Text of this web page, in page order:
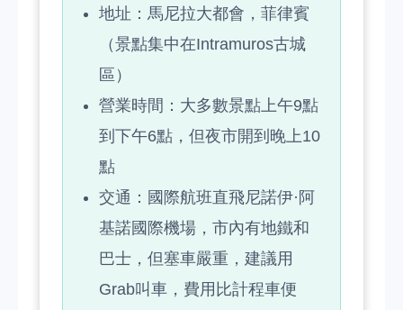
地址：馬尼拉大都會，菲律賓
（景點集中在Intramuros古城
區）
營業時間：大多數景點上午9點
到下午6點，但夜市開到晚上10
點
交通：國際航班直飛尼諾伊·阿
基諾國際機場，市內有地鐵和
巴士，但塞車嚴重，建議用
Grab叫車，費用比計程車便